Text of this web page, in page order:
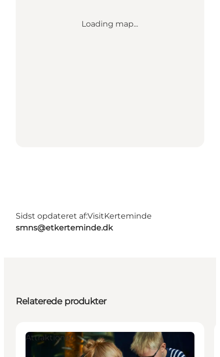
Loading map...
Sidst opdateret af:VisitKerteminde
smns@etkerteminde.dk
Relaterede produkter
Attraktioner